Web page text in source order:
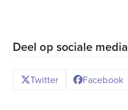
Deel op sociale media
Twitter Facebook